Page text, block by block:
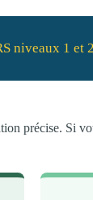
niveaux 1
précise. Si